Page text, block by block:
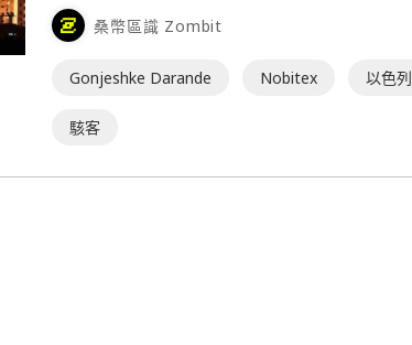
桑幣區識 Zombit
Gonjeshke Darande Nobitex 以色列
駭客